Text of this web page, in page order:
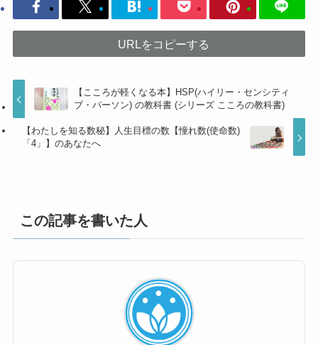
URLをコピーする
【こころが軽くなる本】HSP(ハイリー・センシティ
ブ・パーソン) の教科書 (シリーズ こころの教科書)
【わたしを知る数秘】人生目標の数【憧れ数(使命数)
「4」】のあなたへ
この記事を書いた人